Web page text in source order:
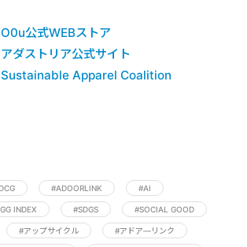
O0u公式WEBストア
アダストリア公式サイト
Sustainable Apparel Coalition
#ADOORLINK #AI
INDEX #SDGS #SOCIAL GOOD
#アップサイクル #アドア―リンク